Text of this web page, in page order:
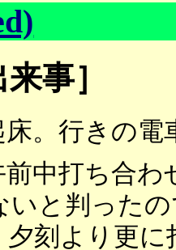
事］
。行きの電
中打ち合わ
いと判った
夕刻より更